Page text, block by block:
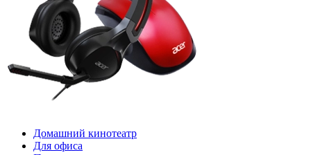
Домашний кинотеатр
Для офиса